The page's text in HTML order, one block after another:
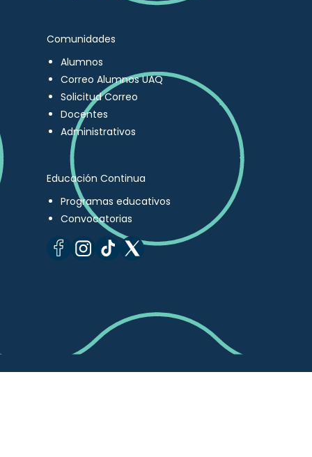
Comunidades
Alumnos
Correo Alumnos UAQ
Solicitud Correo
Docentes
Administrativos
Educación Continua
Programas educativos
Convocatorias